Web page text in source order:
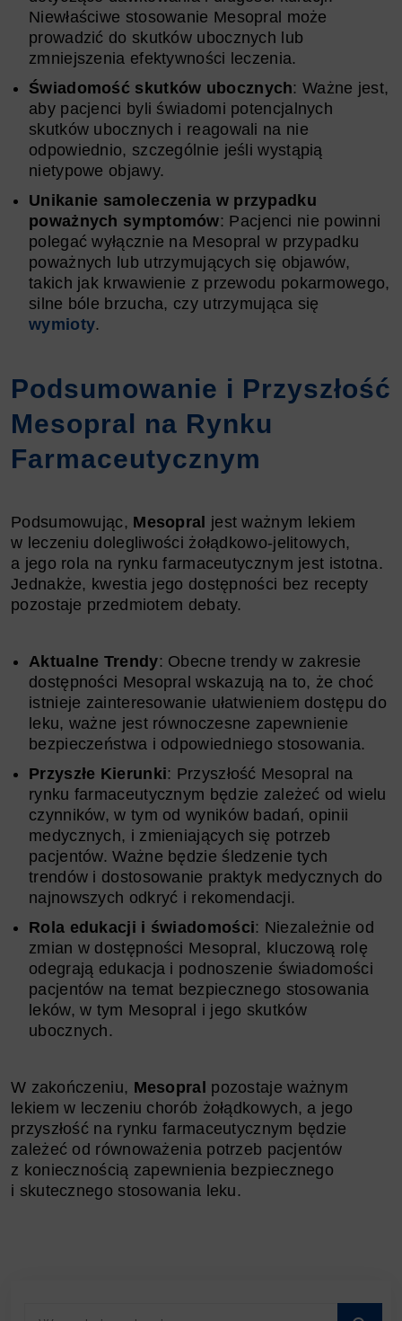
Niewłaściwe stosowanie Mesopral może
prowadzić do skutków ubocznych lub
zmniejszenia efektywności leczenia.
Świadomość skutków ubocznych: Ważne jest,
aby pacjenci byli świadomi potencjalnych
skutków ubocznych i reagowali na nie
odpowiednio, szczególnie jeśli wystąpią
nietypowe objawy.
Unikanie samoleczenia w przypadku
poważnych symptomów: Pacjenci nie powinni
polegać wyłącznie na Mesopral w przypadku
poważnych lub utrzymujących się objawów,
takich jak krwawienie z przewodu pokarmowego,
silne bóle brzucha, czy utrzymująca się
wymioty.
Podsumowanie i Przyszłość
Mesopral na Rynku
Farmaceutycznym
Podsumowując, Mesopral jest ważnym lekiem
w leczeniu dolegliwości żołądkowo-jelitowych,
a jego rola na rynku farmaceutycznym jest istotna.
Jednakże, kwestia jego dostępności bez recepty
pozostaje przedmiotem debaty.
Aktualne Trendy: Obecne trendy w zakresie
dostępności Mesopral wskazują na to, że choć
istnieje zainteresowanie ułatwieniem dostępu do
leku, ważne jest równoczesne zapewnienie
bezpieczeństwa i odpowiedniego stosowania.
Przyszłe Kierunki: Przyszłość Mesopral na
rynku farmaceutycznym będzie zależeć od wielu
czynników, w tym od wyników badań, opinii
medycznych, i zmieniających się potrzeb
pacjentów. Ważne będzie śledzenie tych
trendów i dostosowanie praktyk medycznych do
najnowszych odkryć i rekomendacji.
Rola edukacji i świadomości: Niezależnie od
zmian w dostępności Mesopral, kluczową rolę
odegrają edukacja i podnoszenie świadomości
pacjentów na temat bezpiecznego stosowania
leków, w tym Mesopral i jego skutków
ubocznych.
W zakończeniu, Mesopral pozostaje ważnym
lekiem w leczeniu chorób żołądkowych, a jego
przyszłość na rynku farmaceutycznym będzie
zależeć od równoważenia potrzeb pacjentów
z koniecznością zapewnienia bezpiecznego
i skutecznego stosowania leku.